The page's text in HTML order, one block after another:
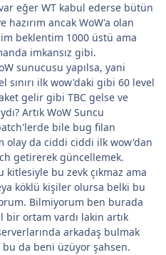
eğer WT kabul ederse bütün
ancak WoW'a olan
beklentim 1000 üstü ama
imkansız gibi.
sunucusu yapılsa, yani
sınırı ilk wow'daki gibi 60 level
gelir gibi TBC gelse ve
Artık WoW Suncu
bile bug filan
olay da ciddi ciddi ilk wow'dan
getirerek güncellemek.
bu zevk çıkmaz ama
köklü kişiler olursa belki bu
Bilmiyorum ben burada
bir ortam vardı lakin artık
arkadaş bulmak
da beni üzüyor şahsen.